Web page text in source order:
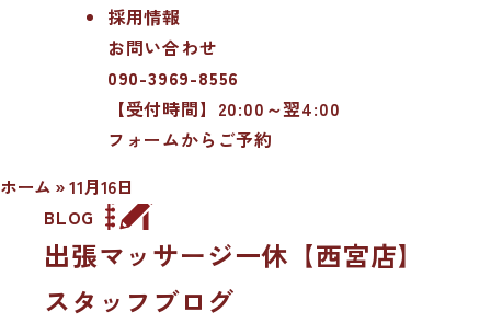
採用情報
お問い合わせ
090-3969-8556
【受付時間】20:00～翌4:00
フォームからご予約
ホーム »11月16日
BLOG
出張マッサージ一休【西宮店】
スタッフブログ